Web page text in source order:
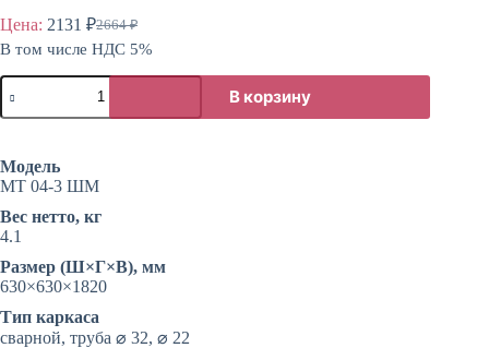
Цена: 2664₽
Первоначальная
цена
2664 ₽.
2131 ₽Текущая
цена:
2131 ₽.
В том числе НДС 5%
Количество
товара
Вешалка
«Корона»
В корзину
Модель
МТ 04-3 ШМ
Вес нетто, кг
4.1
Размер (Ш×Г×В), мм
630×630×1820
Тип каркаса
сварной, труба ⌀ 32, ⌀ 22